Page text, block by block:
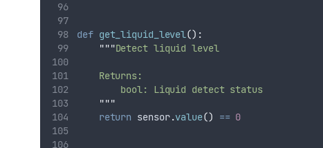
def get_liquid_level():
"""Detect liquid level
    Returns:
        bool: Liquid detect status
"""
return sensor.value() == 0